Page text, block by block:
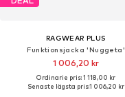
RAGWEAR PLUS
Funktionsjacka 'Nuggeta'
1 006,20 kr
Ordinarie pris: 1 118,00 kr
Senaste lägsta pris:1 006,20 kr